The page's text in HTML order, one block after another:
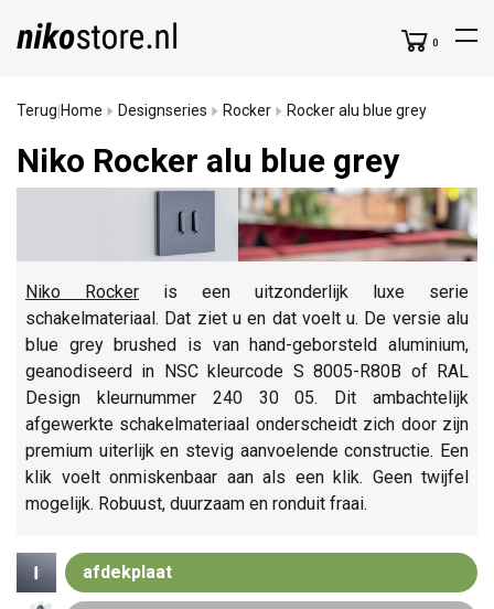
0
Terug Home Designseries Rocker Rocker alu blue grey
Niko Rocker alu blue grey
Niko Rocker is een uitzonderlijk luxe serie
schakelmateriaal. Dat ziet u en dat voelt u. De versie alu
blue grey brushed is van hand-geborsteld aluminium,
geanodiseerd in NSC kleurcode S 8005-R80B of RAL
Design kleurnummer 240 30 05. Dit ambachtelijk
afgewerkte schakelmateriaal onderscheidt zich door zijn
premium uiterlijk en stevig aanvoelende constructie. Een
klik voelt onmiskenbaar aan als een klik. Geen twijfel
mogelijk. Robuust, duurzaam en ronduit fraai.
afdekplaat